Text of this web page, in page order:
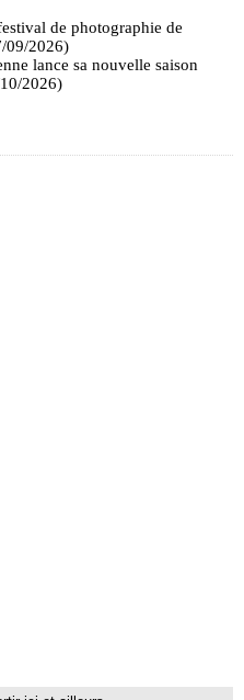
de photographie de
09/2026)
lance sa nouvelle saison
2026)